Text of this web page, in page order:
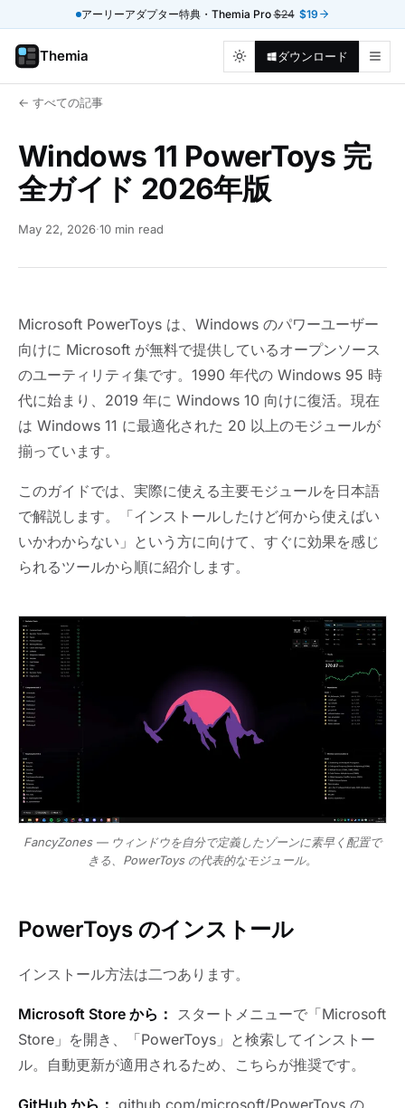
アーリーアダプター特典・Themia Pro$24 $19
Themia ダウンロード
← すべての記事
Windows 11 PowerToys 完
全ガイド 2026年版
May 22, 2026·10 min read
Microsoft PowerToys は、Windows のパワーユーザー
向けに Microsoft が無料で提供しているオープンソース
のユーティリティ集です。1990 年代の Windows 95 時
代に始まり、2019 年に Windows 10 向けに復活。現在
は Windows 11 に最適化された 20 以上のモジュールが
揃っています。
このガイドでは、実際に使える主要モジュールを日本語
で解説します。「インストールしたけど何から使えばい
いかわからない」という方に向けて、すぐに効果を感じ
られるツールから順に紹介します。
FancyZones — ウィンドウを自分で定義したゾーンに素早く配置で
きる、PowerToys の代表的なモジュール。
PowerToys のインストール
インストール方法は二つあります。
Microsoft Store から： スタートメニューで「Microsoft
Store」を開き、「PowerToys」と検索してインストー
ル。自動更新が適用されるため、こちらが推奨です。